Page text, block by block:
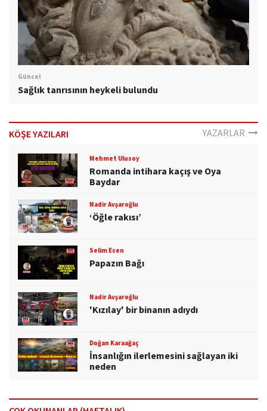
Güncel
Sağlık tanrısının heykeli bulundu
KÖŞE YAZILARI YAZARLAR
Mehmet Ulusoy
Romanda intihara kaçış ve Oya
Baydar
Nadir Avşaroğlu
‘Öğle rakısı’
Selim Esen
Papazın Bağı
Nadir Avşaroğlu
'Kızılay' bir binanın adıydı
Doğan Karaağaç
İnsanlığın ilerlemesini sağlayan iki
neden